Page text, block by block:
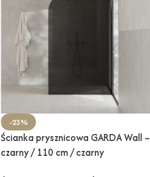
-23%
Ścianka prysznicowa GARDA Wall –
czarny / 110 cm / czarny